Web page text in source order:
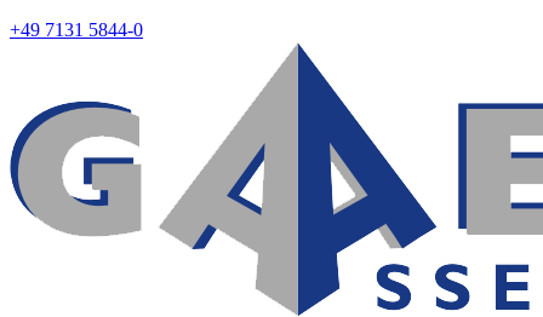
+49 7131 5844-0